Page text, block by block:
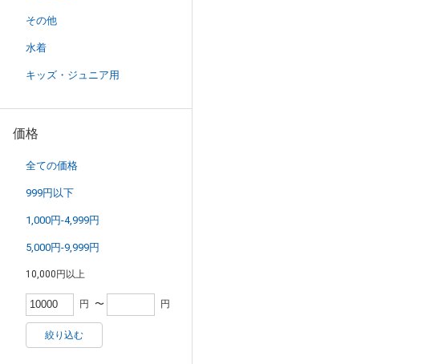
その他
水着
キッズ・ジュニア用
価格
全ての価格
999円以下
1,000円-4,999円
5,000円-9,999円
10,000円以上
円 〜 円
絞り込む